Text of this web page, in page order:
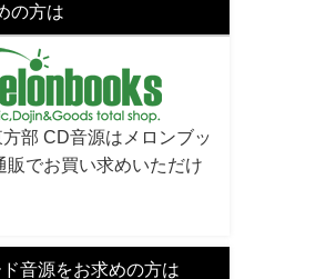
の方は
部 CD音源はメロンブッ
販でお買い求めいただけ
音源をお求めの方は